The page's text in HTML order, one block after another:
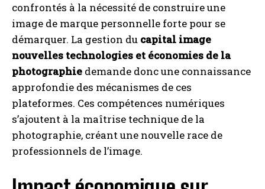
confrontés à la nécessité de construire une
image de marque personnelle forte pour se
démarquer. La gestion du capital image
nouvelles technologies et économies de la
photographie demande donc une connaissance
approfondie des mécanismes de ces
plateformes. Ces compétences numériques
s’ajoutent à la maîtrise technique de la
photographie, créant une nouvelle race de
professionnels de l’image.